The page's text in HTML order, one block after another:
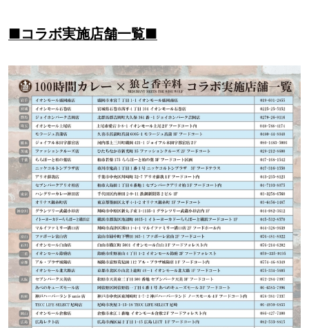
■コラボ実施店舗一覧■